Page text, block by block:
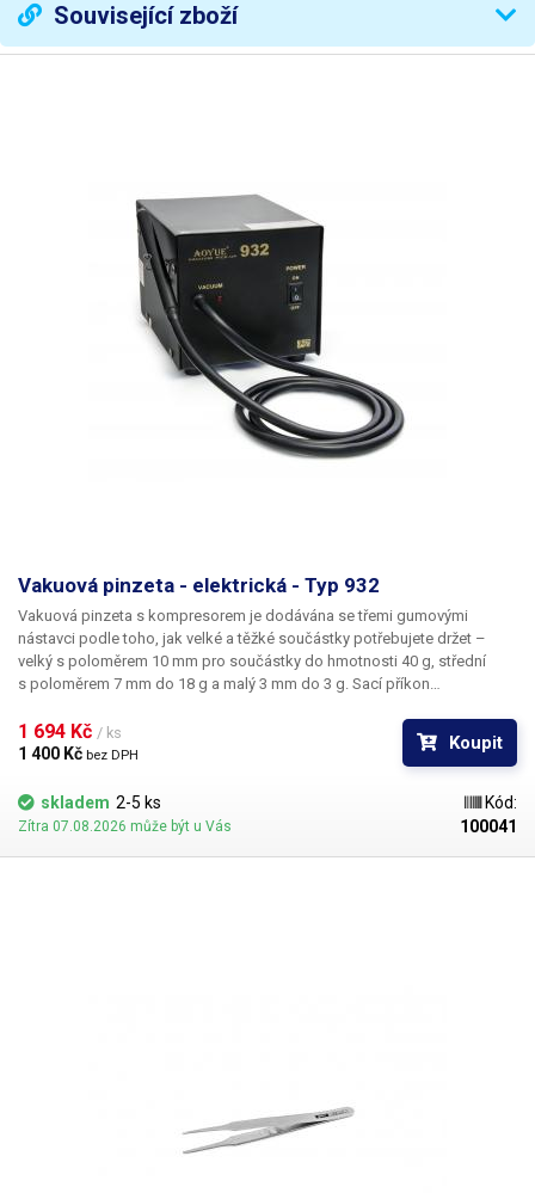
Šířka špičky 0.2 mm
Váha balení [kg]: 0.037 kg
Související zboží
Vakuová pinzeta - elektrická - Typ 932
Vakuová pinzeta s kompresorem je dodávána se třemi gumovými
nástavci podle toho, jak velké a těžké součástky potřebujete držet –
velký s poloměrem 10 mm pro součástky do hmotnosti 40 g, střední
s poloměrem 7 mm do 18 g a malý 3 mm do 3 g. Sací příkon
sacího pera.
1 694 Kč / ks
1 400 Kč bez DPH
Koupit
skladem 2-5 ks
Zítra 07.08.2026 může být u Vás
Kód:
100041